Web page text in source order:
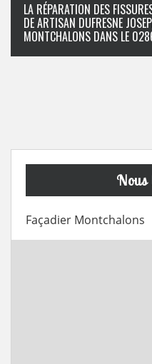
LA RÉPARATION DES
DE ARTISAN DUFRESNE
MONTCHALONS DANS LE
Nous
Façadier Montchalons